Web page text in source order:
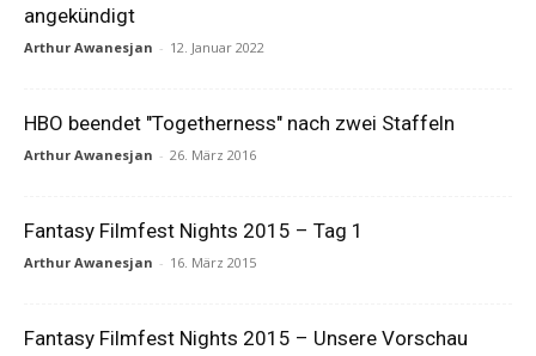
angekündigt
Arthur Awanesjan - 12. Januar 2022
HBO beendet "Togetherness" nach zwei Staffeln
Arthur Awanesjan - 26. März 2016
Fantasy Filmfest Nights 2015 – Tag 1
Arthur Awanesjan - 16. März 2015
Fantasy Filmfest Nights 2015 – Unsere Vorschau